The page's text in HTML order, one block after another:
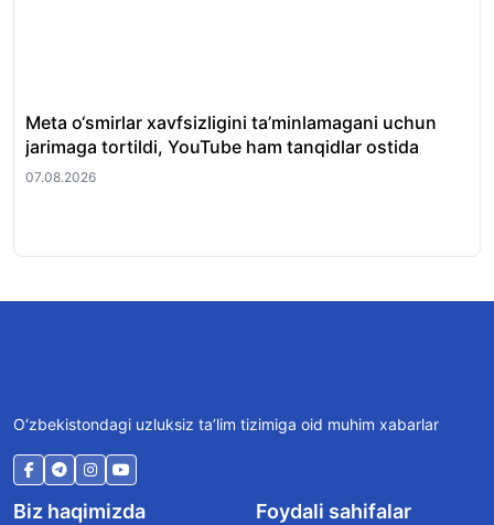
Meta o‘smirlar xavfsizligini ta’minlamagani uchun
jarimaga tortildi, YouTube ham tanqidlar ostida
07.08.2026
O‘zbekistondagi uzluksiz ta’lim tizimiga oid muhim xabarlar
Biz haqimizda Foydali sahifalar